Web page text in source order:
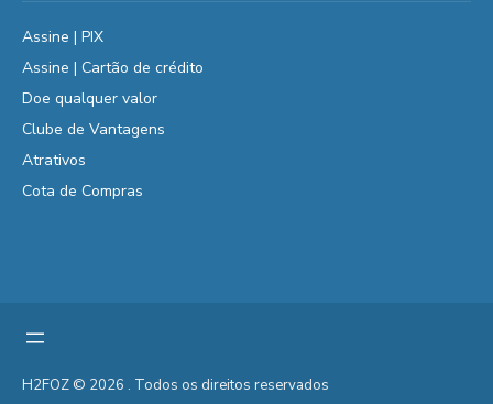
Assine | PIX
Assine | Cartão de crédito
Doe qualquer valor
Clube de Vantagens
Atrativos
Cota de Compras
H2FOZ © 2026 . Todos os direitos reservados